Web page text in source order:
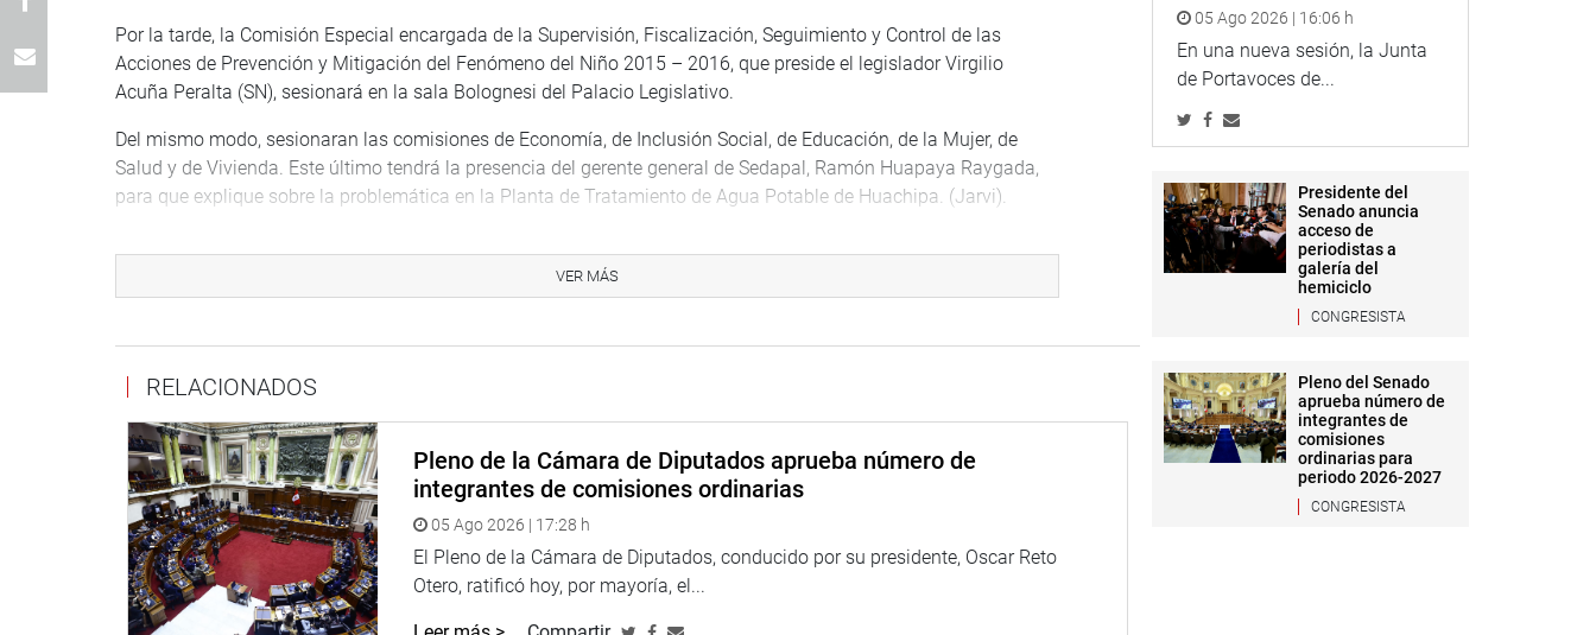
Por la tarde, la Comisión Especial encargada de la Supervisión, Fiscalización, Seguimiento y Control de las
Acciones de Prevención y Mitigación del Fenómeno del Niño 2015 – 2016, que preside el legislador Virgilio
Acuña Peralta (SN), sesionará en la sala Bolognesi del Palacio Legislativo.
Del mismo modo, sesionaran las comisiones de Economía, de Inclusión Social, de Educación, de la Mujer, de
Salud y de Vivienda. Este último tendrá la presencia del gerente general de Sedapal, Ramón Huapaya Raygada,
para que explique sobre la problemática en la Planta de Tratamiento de Agua Potable de Huachipa. (Jarvi).
Puede encontrar más información en nuestra página web y redes sociales.
Facebook: https://www.facebook.com/congresodelarepublicadelperu?fref=ts
https://www.facebook.com/congresodelarepublicadelperu?fref=ts
Twitter: https://twitter.com/congresoperu https://twitter.com/congresoperu
Youtube: http://www.youtube.com/congresoperu
http://www.youtube.com/congresoperu
VER MÁS
RELACIONADOS
Pleno de la Cámara de Diputados aprueba número de
integrantes de comisiones ordinarias
05 Ago 2026 | 17:28 h
El Pleno de la Cámara de Diputados, conducido por su presidente, Oscar Reto
Otero, ratificó hoy, por mayoría, el...
05 Ago 2026 | 16:06 h
En una nueva sesión, la Junta
de Portavoces de...
Presidente del
Senado anuncia
acceso de
periodistas a
galería del
hemiciclo
CONGRESISTA
Pleno del Senado
aprueba número de
integrantes de
comisiones
ordinarias para
periodo 2026-2027
CONGRESISTA